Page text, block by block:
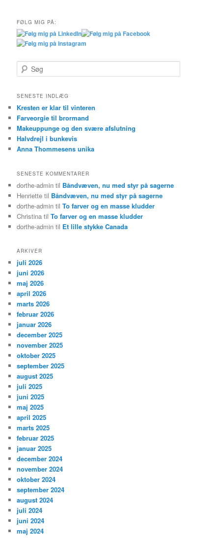
FØLG MIG PÅ:
ø
SENESTE INDLÆG
Kresten er klar til vinteren
Farveorgie til brormand
Makeuppunge og den svære afslutning
Halvdrejl i bunkevis
Anna Thommesens unika
SENESTE KOMMENTARER
dorthe-admin til Båndvæven, nu med styr på sagerne
Henriette til Båndvæven, nu med styr på sagerne
dorthe-admin tilTo farver og en masse kludder
Christina tilTo farver og en masse kludder
dorthe-admin til Et lille stykke Canada
ARKIVER
juli 2026
juni 2026
maj 2026
april 2026
marts 2026
februar 2026
januar 2026
december 2025
november 2025
oktober 2025
september 2025
august 2025
juli 2025
juni 2025
maj 2025
april 2025
marts 2025
februar 2025
januar 2025
december 2024
november 2024
oktober 2024
september 2024
august 2024
juli 2024
juni 2024
maj 2024